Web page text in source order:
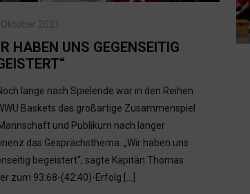
Oktober 2021
HABEN UNS GEGENSEITIG
lange nach Spielende war in den Reihen
Baskets das großartige Zusammenspiel
und Publikum nach langer
das Gesprächsthema. „Wir haben uns
begeistert“, sagte Kapitän Thomas
zum 93:68-(42:40)-Erfolg